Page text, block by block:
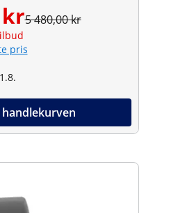
kr5 480,00 kr
pris
handlekurven